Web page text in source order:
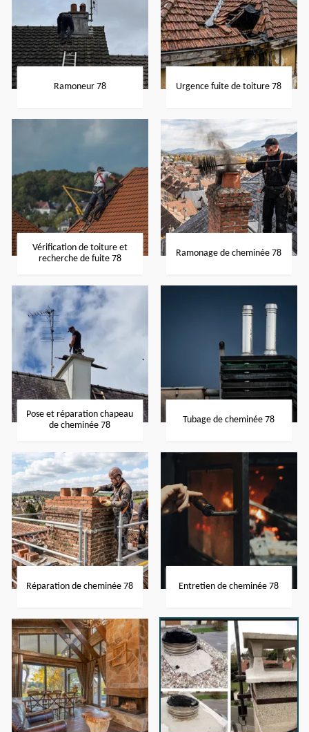
Ramoneur 78 Urgence fuite de toiture 78
Vérification de toiture et
recherche de fuite 78
Ramonage de cheminée 78
Pose et réparation chapeau
de cheminée 78
Tubage de cheminée 78
Réparation de cheminée 78 Entretien de cheminée 78